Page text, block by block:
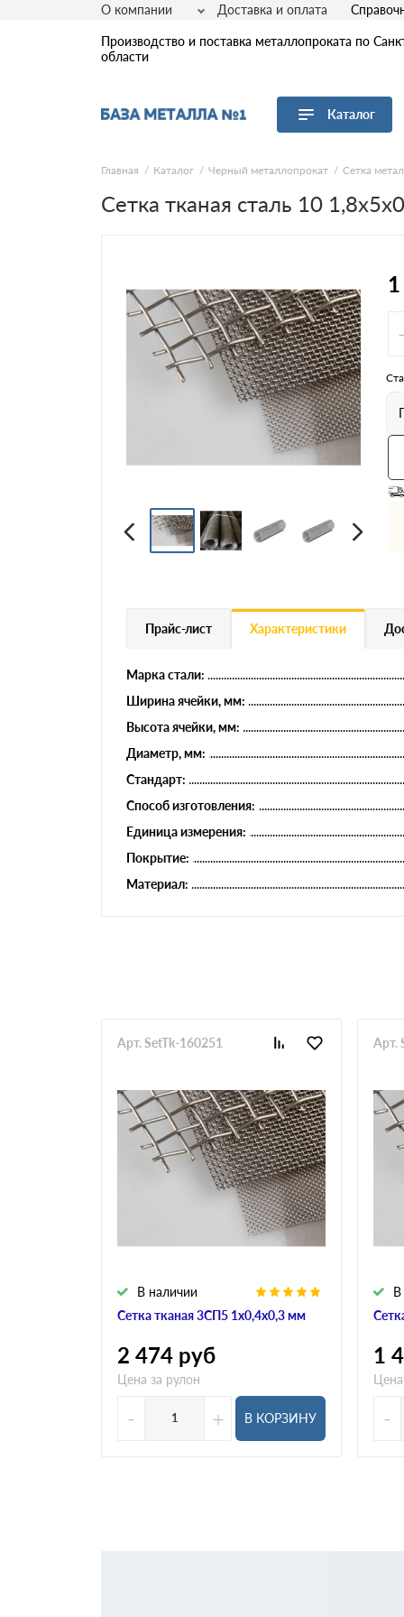
Производство и поставка металлопроката по
области
Каталог
Перейти в каталог
Арматура
Сортовой прокат
Фасонный прокат
Оцинкованный прокат
Рулонная сталь
Винтовые сваи
Цветной металлопрокат
О компании Доставка и оплата
Главная Каталог Черный металлопрокат Сетка
Сетка тканая сталь 10
Прайс-лист Характеристики
Марка стали:
Ширина ячейки, мм:
Высота ячейки, мм:
Диаметр, мм:
Стандарт:
Способ изготовления:
Единица измерения:
Покрытие:
Материал:
Сетка тканая 3СП5 1х0,4х0,3 мм
В наличии
Арт. SetTk-160251
2 474 руб
Цена за рулон
- + В КОРЗИНУ
В
Арт.
1
-